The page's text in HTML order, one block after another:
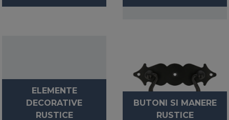
ELEMENTE
DECORATIVE
RUSTICE
BUTONI SI MANERE
RUSTICE